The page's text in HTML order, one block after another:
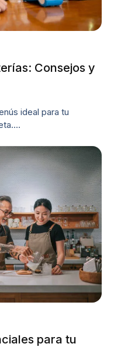
Consejos y
ideal para tu
para tu